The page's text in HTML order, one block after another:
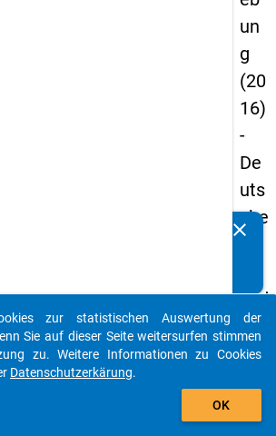
un
g
(20
16)
-
De
uts
che
bild
un
gsi
clear
auto_stories
add_shopping_cart
zur statistischen Auswertung der
Sie auf dieser Seite weitersurfen stimmen
zu. Weitere Informationen zu Cookies
Datenschutzerkärung.
OK